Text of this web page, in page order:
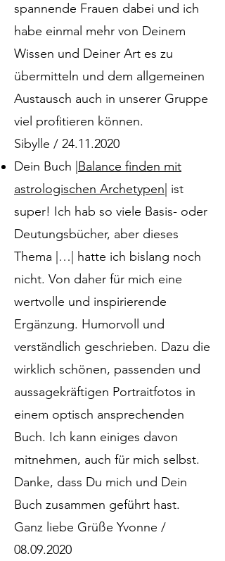
spannende Frauen dabei und ich
habe einmal mehr von Deinem
Wissen und Deiner Art es zu
übermitteln und dem allgemeinen
Austausch auch in unserer Gruppe
viel profitieren können.
Sibylle / 24.11.2020
Dein Buch | Balance finden mit
astrologischen Archetypen | ist
super! Ich hab so viele Basis- oder
Deutungsbücher, aber dieses
Thema |…| hatte ich bislang noch
nicht. Von daher für mich eine
wertvolle und inspirierende
Ergänzung. Humorvoll und
verständlich geschrieben. Dazu die
wirklich schönen, passenden und
aussagekräftigen Portraitfotos in
einem optisch ansprechenden
Buch. Ich kann einiges davon
mitnehmen, auch für mich selbst.
Danke, dass Du mich und Dein
Buch zusammen geführt hast.
Ganz liebe Grüße Yvonne /
08.09.2020